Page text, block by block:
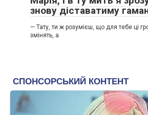
знову діставатиму
— Тату, ти ж розумієш, що для тебе ці
змінять, а